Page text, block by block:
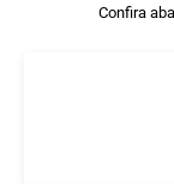
Confira